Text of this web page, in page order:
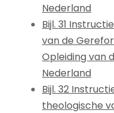
Nederland
Bijl. 31
van de
Opleiding van
Nederland
Bijl. 32
theologische